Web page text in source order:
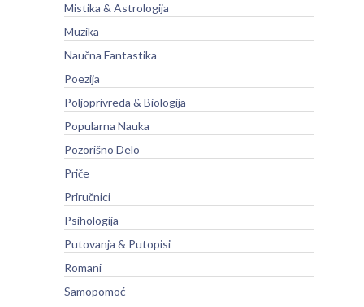
Mistika & Astrologija
Muzika
Naučna Fantastika
Poezija
Poljoprivreda & Biologija
Popularna Nauka
Pozorišno Delo
Priče
Priručnici
Psihologija
Putovanja & Putopisi
Romani
Samopomoć